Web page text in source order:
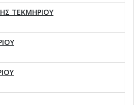
ΤΕΚΜΗΡΙΟΥ